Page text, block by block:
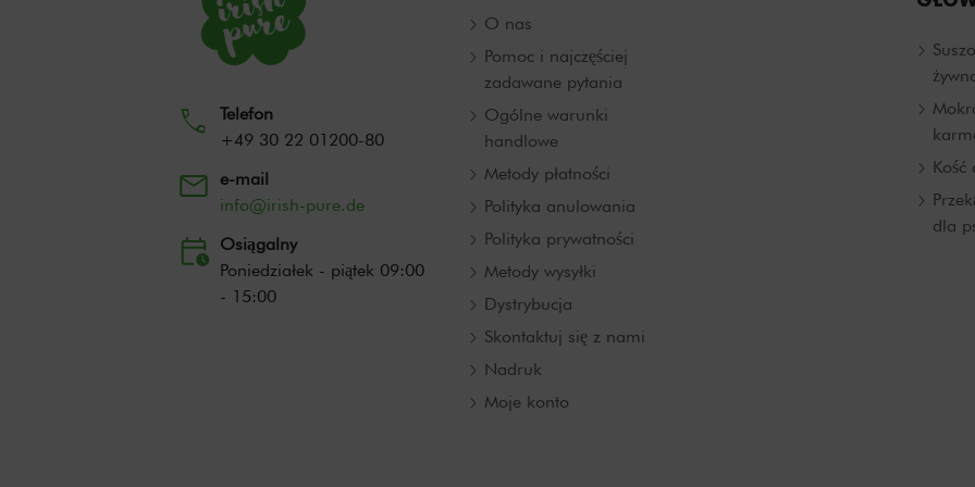
Telefon
+49 30 22 01200-80
e-mail
info@irish-pure.de
Osiągalny
Poniedziałek - piątek 09:00
- 15:00
O nas
Pomoc i najczęściej
zadawane pytania
Ogólne warunki
handlowe
Metody płatności
Polityka anulowania
Polityka prywatności
Metody wysyłki
Dystrybucja
Skontaktuj się z nami
Nadruk
Moje konto
Kość
dla